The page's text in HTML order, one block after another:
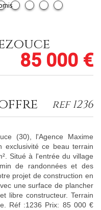
85 000 €
ref 1236
(30), l'Agence Maxime
exclusivité ce beau terrain
Situé à l'entrée du village
de randonnées et des
projet de construction en
une surface de plancher
libre constructeur. Terrain
Réf :1236 Prix: 85 000 €